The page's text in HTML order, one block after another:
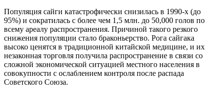
Популяция сайги катастрофически снизилась в 1990-х (до
95%) и сократилась с более чем 1,5 млн. до 50,000 голов по
всему ареалу распространения. Причиной такого резкого
снижения популяции стало браконьерство. Рога сайгака
высоко ценятся в традиционной китайской медицине, и их
незаконная торговля получила распространение в связи со
сложной экономической ситуацией местного населения в
совокупности с ослаблением контроля после распада
Советского Союза.